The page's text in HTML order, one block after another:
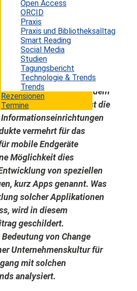
Open Access
ORCID
Praxis
Praxis und Bibliotheksalltag
Smart Reading
Social Media
Studien
Tagungsbericht
Technologie & Trends
Trends
Rezensionen
Termine
Philosophen Richard David
als die bisher einzig
des 21. Jahrhunderts
die zudem noch auf einer
Erfindung beruhe. Das ist
populär-philosophische
Unabhängig von dem
Prechtschen These ist die
Informationseinrichtungen
vermehrt für das
mobile Endgeräte
Möglichkeit dies
von speziellen
kurz Apps genannt. Was
solcher Applikationen
wird in diesem
geschildert.
von Change
Unternehmenskultur für
mit solchen
analysiert.